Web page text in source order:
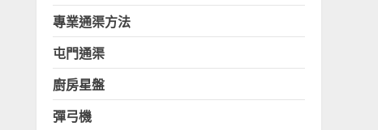
專業通渠方法
屯門通渠
廚房星盤
彈弓機